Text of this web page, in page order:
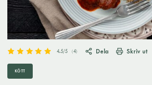
4.5/5 (4) Dela Skriv ut
KÖTT